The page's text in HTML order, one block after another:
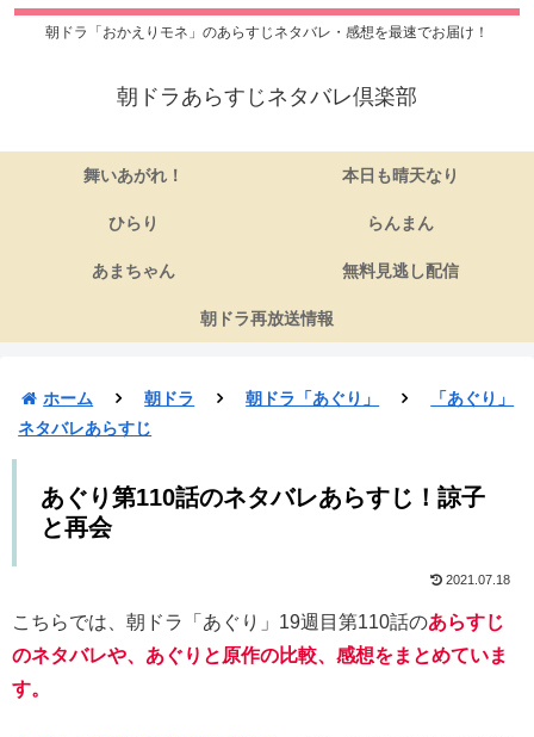
朝ドラ「おかえりモネ」のあらすじネタバレ・感想を最速でお届け！
朝ドラあらすじネタバレ倶楽部
舞いあがれ！ 本日も晴天なり
ひらり らんまん
あまちゃん 無料見逃し配信
朝ドラ再放送情報
ホーム 朝ドラ 朝ドラ「あぐり」
「あぐり」
ネタバレあらすじ
あぐり第110話のネタバレあらすじ！諒子
と再会
2021.07.18
こちらでは、朝ドラ「あぐり」19週目第110話のあらすじ
のネタバレや、あぐりと原作の比較、感想をまとめていま
す。